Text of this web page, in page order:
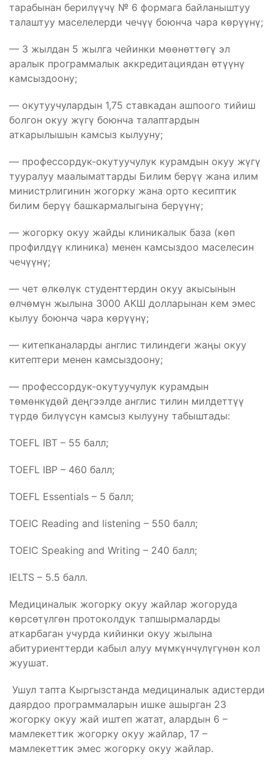
тарабынан берилүүчү № 6 формага байланыштуу
талаштуу маселелерди чечүү боюнча чара көрүүнү;
— 3 жылдан 5 жылга чейинки мөөнөттөгү эл
аралык программалык аккредитациядан өтүүнү
камсыздоону;
— окутуучулардын 1,75 ставкадан ашпоого тийиш
болгон окуу жүгү боюнча талаптардын
аткарылышын камсыз кылууну;
— профессордук-окутуучулук курамдын окуу жүгү
тууралуу маалыматтарды Билим берүү жана илим
министрлигинин жогорку жана орто кесиптик
билим берүү башкармалыгына берүүнү;
— жогорку окуу жайды клиникалык база (көп
профилдүү клиника) менен камсыздоо маселесин
чечүүнү;
— чет өлкөлүк студенттердин окуу акысынын
өлчөмүн жылына 3000 АКШ долларынан кем эмес
кылуу боюнча чара көрүүнү;
— китепканаларды англис тилиндеги жаңы окуу
китептери менен камсыздоону;
— профессордук-окутуучулук курамдын
төмөнкүдөй деңгээлде англис тилин милдеттүү
түрдө билүүсүн камсыз кылууну табыштады:
TOEFL IBT – 55 балл;
TOEFL IBP – 460 балл;
TOEFL Essentials – 5 балл;
TOEIC Reading and listening – 550 балл;
TOEIC Speaking and Writing – 240 балл;
IELTS – 5.5 балл.
Медициналык жогорку окуу жайлар жогоруда
көрсөтүлгөн протоколдук тапшырмаларды
аткарбаган учурда кийинки окуу жылына
абитуриенттерди кабыл алуу мүмкүнчүлүгүнөн кол
жуушат.
Ушул тапта Кыргызстанда медициналык адистерди
даярдоо программаларын ишке ашырган 23
жогорку окуу жай иштеп жатат, алардын 6 –
мамлекеттик жогорку окуу жайлар, 17 –
мамлекеттик эмес жогорку окуу жайлар.